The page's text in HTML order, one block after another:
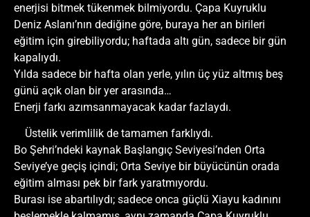
enerjisi bitmek tükenmek bilmiyordu. Çapa Kuyruklu
Deniz Aslanı’nın dediğine göre, buraya her an birileri
eğitim için girebiliyordu; haftada altı gün, sadece bir gün
kapalıydı.
Yılda sadece bir hafta olan yerle, yılın üç yüz altmış beş
günü açık olan bir yer arasında…
Enerji farkı azımsanmayacak kadar fazlaydı.
Üstelik verimlilik de tamamen farklıydı.
Bo Şehri’ndeki kaynak Başlangıç Seviyesi’nden Orta
Seviye’ye geçiş içindi; Orta Seviye bir büyücünün orada
eğitim alması pek bir fark yaratmıyordu.
Burası ise abartılıydı; sadece onca güçlü Xiayu kadınını